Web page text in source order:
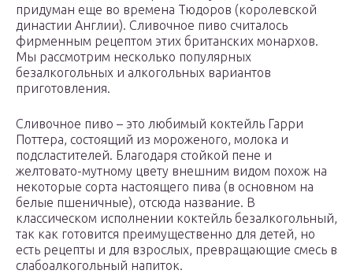
придуман еще во времена Тюдоров (королевской
династии Англии). Сливочное пиво считалось
фирменным рецептом этих британских монархов.
Мы рассмотрим несколько популярных
безалкогольных и алкогольных вариантов
приготовления.
Сливочное пиво – это любимый коктейль Гарри
Поттера, состоящий из мороженого, молока и
подсластителей. Благодаря стойкой пене и
желтовато-мутному цвету внешним видом похож на
некоторые сорта настоящего пива (в основном на
белые пшеничные), отсюда название. В
классическом исполнении коктейль безалкогольный,
так как готовится преимущественно для детей, но
есть рецепты и для взрослых, превращающие смесь в
слабоалкогольный напиток.